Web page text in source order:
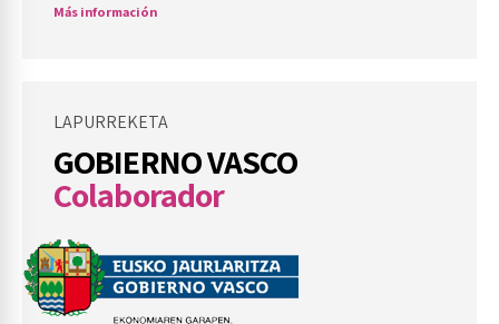
Más información
LAPURREKETA
GOBIERNO VASCO
Colaborador